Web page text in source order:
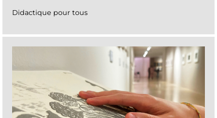
Didactique pour tous